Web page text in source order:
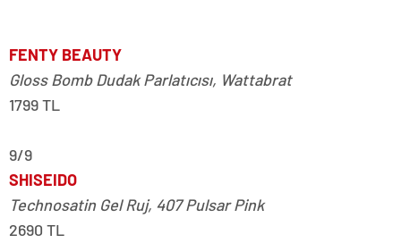
FENTY BEAUTY
Gloss Bomb Dudak Parlatıcısı, Wattabrat
1799 TL
9/9
SHISEIDO
Technosatin Gel Ruj, 407 Pulsar Pink
2690 TL